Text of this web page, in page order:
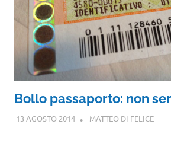
Bollo passaporto: non
13 AGOSTO 2014 MATTEO DI FELICE